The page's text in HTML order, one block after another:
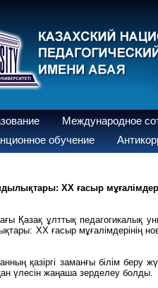
Международное
обучение
XX ғасыр
Қазақ ұлттық
XX ғасыр мұғалімдерінің
қазіргі заманғы білім
үлесін жаңаша зерделеу болды.